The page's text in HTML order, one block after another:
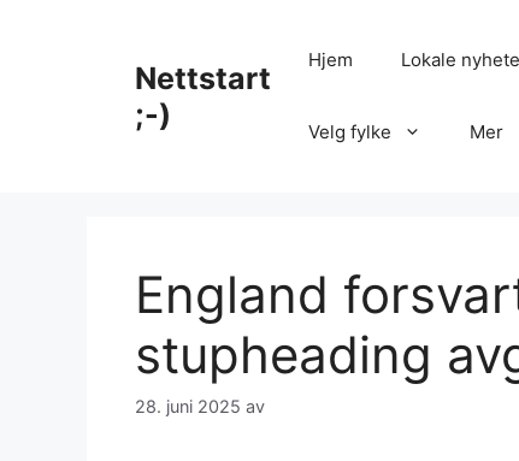
Nettstart
;-)
Hjem Lokale
Velg fylke Mer
England
stupheading
28. juni 2025 av